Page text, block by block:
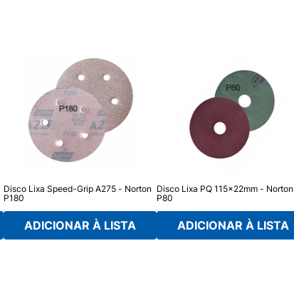
Disco Lixa Speed-Grip A275 - Norton
P180
ADICIONAR À LISTA
Disco Lixa PQ 115x22mm - Norton
P80
ADICIONAR À LISTA